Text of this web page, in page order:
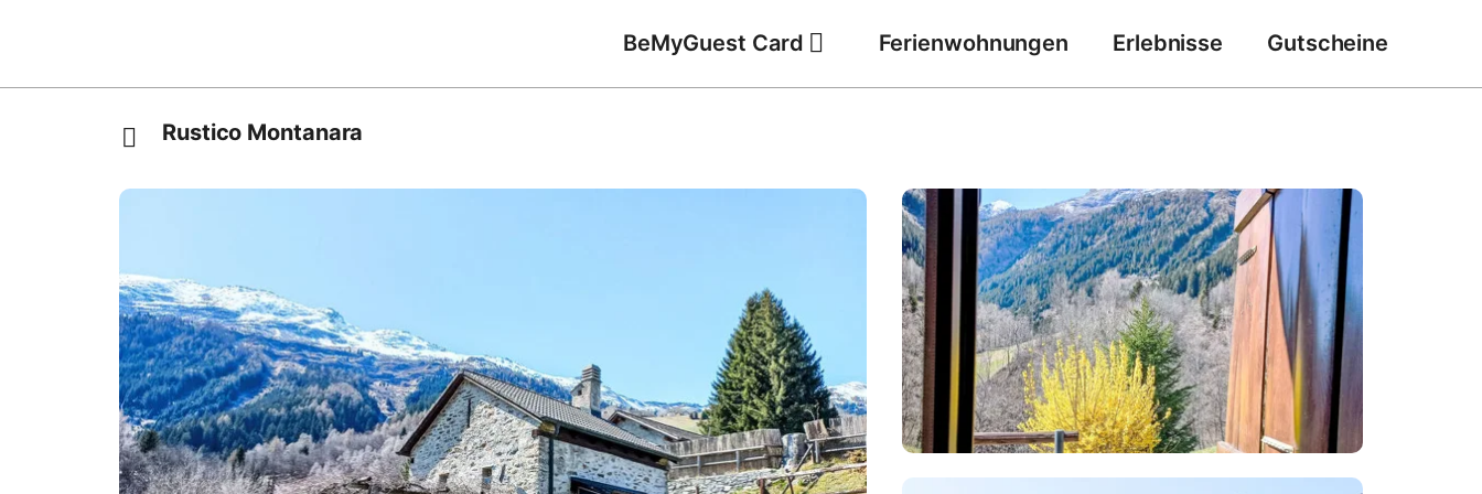
BeMyGuest Card Ferienwohnungen Erlebnisse Gutscheine
Rustico Montanara